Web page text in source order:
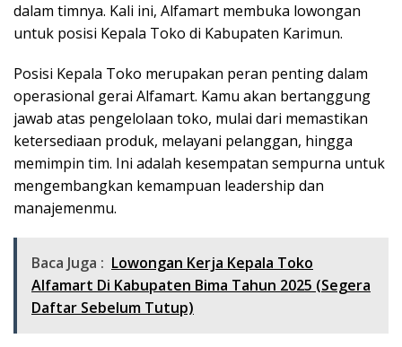
dalam timnya. Kali ini, Alfamart membuka lowongan
untuk posisi Kepala Toko di Kabupaten Karimun.
Posisi Kepala Toko merupakan peran penting dalam
operasional gerai Alfamart. Kamu akan bertanggung
jawab atas pengelolaan toko, mulai dari memastikan
ketersediaan produk, melayani pelanggan, hingga
memimpin tim. Ini adalah kesempatan sempurna untuk
mengembangkan kemampuan leadership dan
manajemenmu.
Baca Juga : Lowongan Kerja Kepala Toko
Alfamart Di Kabupaten Bima Tahun 2025 (Segera
Daftar Sebelum Tutup)